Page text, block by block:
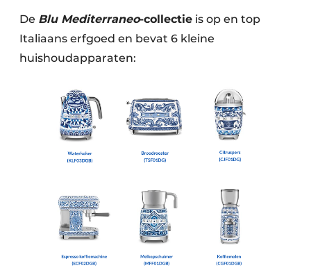
De Blu Mediterraneo-collectie is op en top
Italiaans erfgoed en bevat 6 kleine
huishoudapparaten: